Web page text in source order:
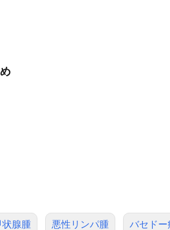
状腺腫 悪性リンパ腫 バセドー